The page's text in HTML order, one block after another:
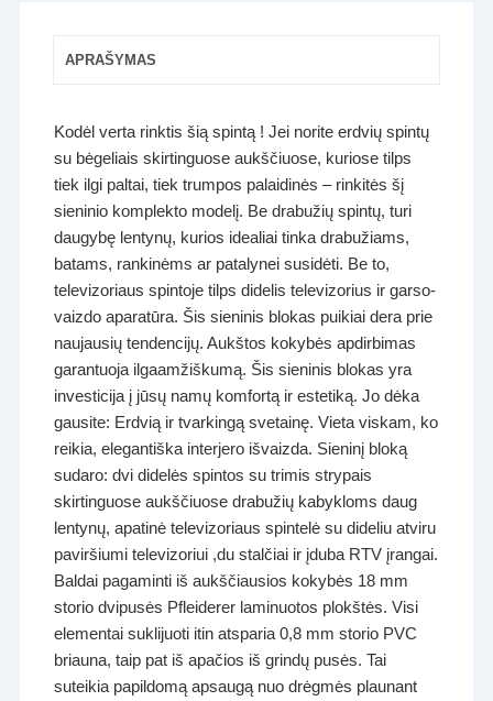
APRAŠYMAS
Kodėl verta rinktis šią spintą ! Jei norite erdvių spintų
su bėgeliais skirtinguose aukščiuose, kuriose tilps
tiek ilgi paltai, tiek trumpos palaidinės – rinkitės šį
sieninio komplekto modelį. Be drabužių spintų, turi
daugybę lentynų, kurios idealiai tinka drabužiams,
batams, rankinėms ar patalynei susidėti. Be to,
televizoriaus spintoje tilps didelis televizorius ir garso-
vaizdo aparatūra. Šis sieninis blokas puikiai dera prie
naujausių tendencijų. Aukštos kokybės apdirbimas
garantuoja ilgaamžiškumą. Šis sieninis blokas yra
investicija į jūsų namų komfortą ir estetiką. Jo dėka
gausite: Erdvią ir tvarkingą svetainę. Vieta viskam, ko
reikia, elegantiška interjero išvaizda. Sieninį bloką
sudaro: dvi didelės spintos su trimis strypais
skirtinguose aukščiuose drabužių kabykloms daug
lentynų, apatinė televizoriaus spintelė su dideliu atviru
paviršiumi televizoriui ,du stalčiai ir įduba RTV įrangai.
Baldai pagaminti iš aukščiausios kokybės 18 mm
storio dvipusės Pfleiderer laminuotos plokštės. Visi
elementai suklijuoti itin atsparia 0,8 mm storio PVC
briauna, taip pat iš apačios iš grindų pusės. Tai
suteikia papildomą apsaugą nuo drėgmės plaunant